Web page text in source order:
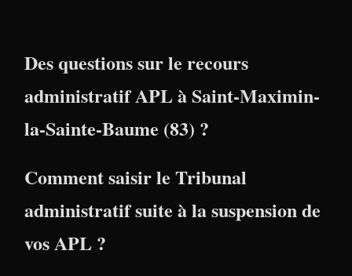
Des questions sur le recours
administratif APL à Saint-Maximin-
la-Sainte-Baume (83) ?
Comment saisir le Tribunal
administratif suite à la suspension de
vos APL ?